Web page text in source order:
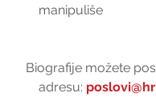
manipuliše
Biografije možete
adresu: